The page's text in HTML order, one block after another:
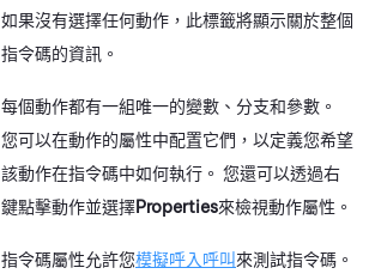
如果沒有選擇任何動作，此標籤將顯示關於整個
指令碼的資訊。
每個動作都有一組唯一的變數、分支和參數。
您可以在動作的屬性中配置它們，以定義您希望
該動作在指令碼中如何執行。 您還可以透過右
鍵點擊動作並選擇Properties來檢視動作屬性。
指令碼屬性允許您模擬呼入呼叫來測試指令碼。